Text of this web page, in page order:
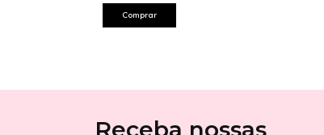
Receba nossas